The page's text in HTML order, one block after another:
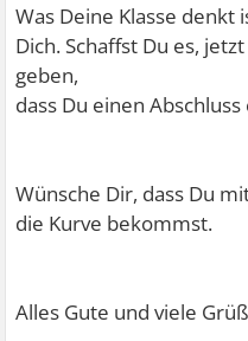
Was Deine Klasse
Dich. Schaffst Du es,
geben,
dass Du einen
Wünsche Dir, dass Du
die Kurve bekommst.
Alles Gute und viele